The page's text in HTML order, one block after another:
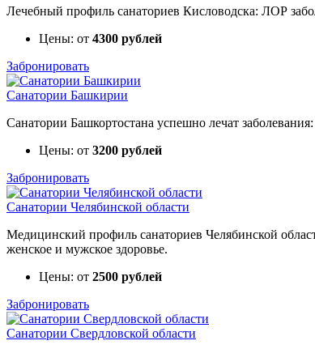
Лечебный профиль санаториев Кисловодска: ЛОР
Цены: от 4300 рублей
Забронировать
Санатории Башкирии
Санатории Башкортостана успешно лечат
Цены: от 3200 рублей
Забронировать
Санатории Челябинской области
Медицинский профиль санаториев Челябинской
женское и мужское здоровье.
Цены: от 2500 рублей
Забронировать
Санатории Свердловской области